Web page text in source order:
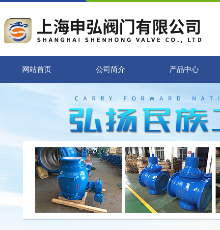
网站首页 公司简介 产品中心